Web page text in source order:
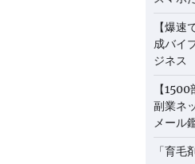
【爆
成バイ
ジネス
【
副業ネ
メール
「育毛